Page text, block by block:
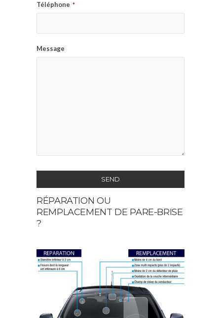
Téléphone *
Message
SEND
This
field
should
left
blank
RÉPARATION OU
REMPLACEMENT DE PARE-BRISE
?